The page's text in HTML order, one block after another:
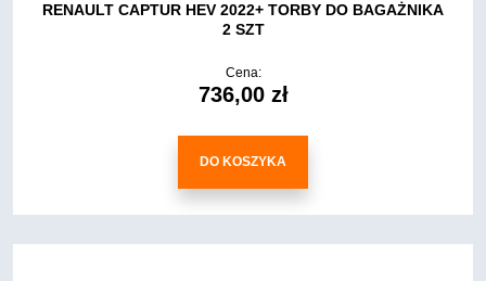
RENAULT CAPTUR HEV 2022+ TORBY DO BAGAŻNIKA
2 SZT
Cena:
736,00 zł
DO KOSZYKA